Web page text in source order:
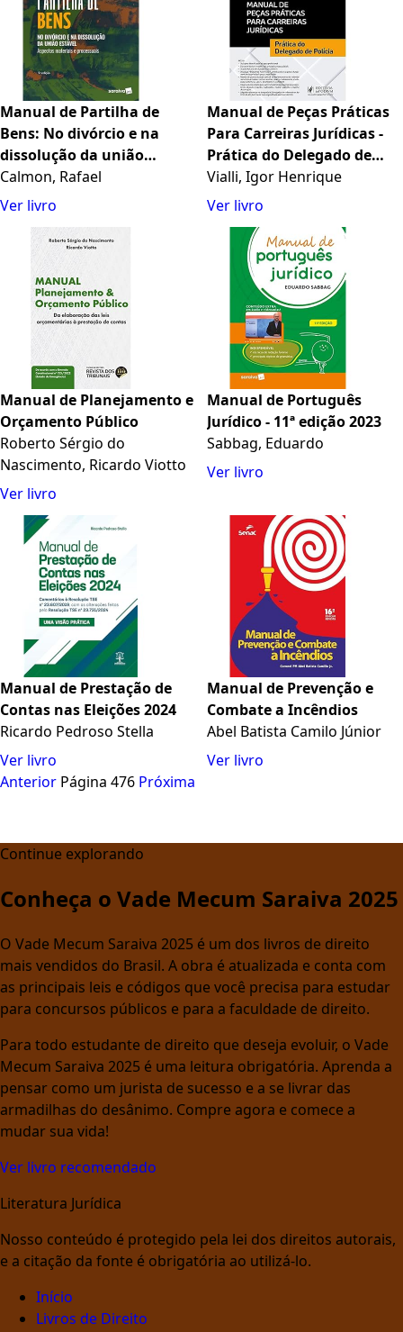
Manual de Partilha de
Bens: No divórcio e na
dissolução da união
estável - aspectos
materiais e processuais - 5ª
Calmon, Rafael
Ver livro
Manual de Peças Práticas
Para Carreiras Jurídicas -
Prática do Delegado de
Polícia (2023)
Vialli, Igor Henrique
Ver livro
Manual de Planejamento e
Orçamento Público
Roberto Sérgio do
Nascimento, Ricardo Viotto
Ver livro
Manual de Português
Jurídico - 11ª edição 2023
Sabbag, Eduardo
Ver livro
Manual de Prestação de
Contas nas Eleições 2024
Ricardo Pedroso Stella
Ver livro
Manual de Prevenção e
Combate a Incêndios
Abel Batista Camilo Júnior
Ver livro
Anterior Página 476 Próxima
Continue explorando
Conheça o Vade Mecum Saraiva 2025
O Vade Mecum Saraiva 2025 é um dos livros de direito
mais vendidos do Brasil. A obra é atualizada e conta com
as principais leis e códigos que você precisa para estudar
para concursos públicos e para a faculdade de direito.
Para todo estudante de direito que deseja evoluir, o Vade
Mecum Saraiva 2025 é uma leitura obrigatória. Aprenda a
pensar como um jurista de sucesso e a se livrar das
armadilhas do desânimo. Compre agora e comece a
mudar sua vida!
Ver livro recomendado
Literatura Jurídica
Nosso conteúdo é protegido pela lei dos direitos autorais,
e a citação da fonte é obrigatória ao utilizá-lo.
Início
Livros de Direito